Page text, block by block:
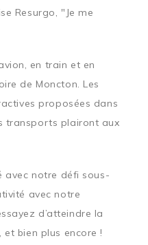
Resurgo, "Je me
en train et en
de Moncton. Les
proposées dans
transports plairont aux
avec notre défi sous-
avec notre
d’atteindre la
bien plus encore !